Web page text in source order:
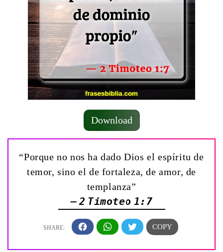
Download
“Porque no nos ha dado Dios el espíritu de
temor, sino el de fortaleza, de amor, de
templanza”
— 2 Timoteo 1:7